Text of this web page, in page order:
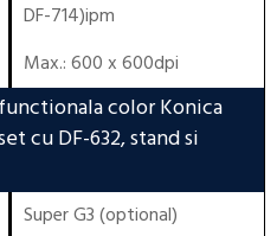
DF-714)ipm
Max.: 600 x 600dpi
color Konica
cu DF-632, stand si
Super G3 (optional)